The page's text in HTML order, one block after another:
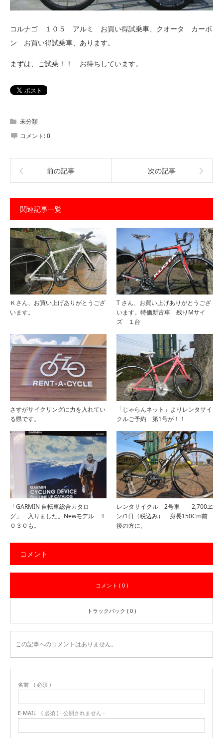
コルナゴ １０５ アルミ お買い得試乗車、クオータ カーボ
ン お買い得試乗車、あります。
まずは、ご試乗！！ お待ちしています。
未分類
コメント:0
前の記事 次の記事
関連記事一覧
Ｋさん、お買い上げありがとうござ
います。
T さん、お買い上げありがとうござ
います。特価新古車 残りMサイ
ズ １台
さすがサイクリングに力を入れてい
る県です。
「じゃらんネット」よりレンタサイ
クルご予約 第1号が！！
「GARMIN 自転車総合カタロ
グ」 入りました。Newモデル １
０３０も。
レンタサイクル 2号車 2,700ヱ
ン/1日（税込み） 身長150Cm前
後の方に。
コメント
コメント ( 0 )
トラックバック ( 0 )
この記事へのコメントはありません。
名前 ( 必須 )
E-MAIL ( 必須 ) - 公開されません -